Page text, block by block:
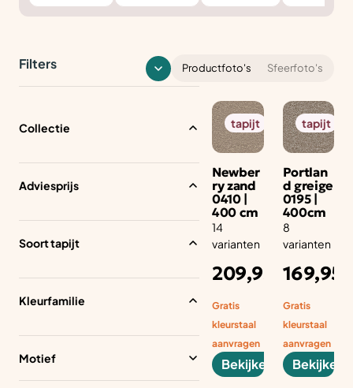
Filters
Collectie
Adviesprijs
Soort tapijt
Kleurfamilie
Motief
Productfoto's Sfeerfoto's
tapijt
Newber
ry zand
0410 |
400 cm
14
varianten
209,95
per aantal
Gratis
kleurstaal
aanvragen
Bekijken
tapijt
Portlan
d greige
0195 |
400cm
8
varianten
169,95
Gratis
kleurstaal
aanvragen
Bekijken
Per
soo
nlij
int
eur
ad
vie
s
Onze